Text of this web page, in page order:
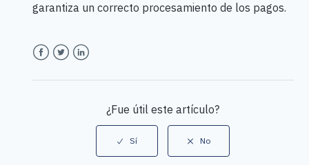
garantiza un correcto procesamiento de los pagos.
¿Fue útil este artículo?